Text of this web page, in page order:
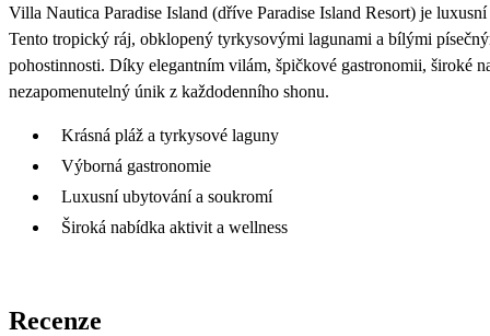
Villa Nautica Paradise Island (dříve Paradise Island Resort) je
Tento tropický ráj, obklopený tyrkysovými lagunami a bílými
pohostinnosti. Díky elegantním vilám, špičkové gastronomii, široké
nezapomenutelný únik z každodenního shonu.
Krásná pláž a tyrkysové laguny
Výborná gastronomie
Luxusní ubytování a soukromí
Široká nabídka aktivit a wellness
Recenze